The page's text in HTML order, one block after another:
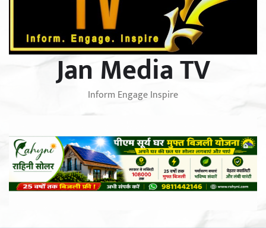
Jan Media TV
Inform Engage Inspire